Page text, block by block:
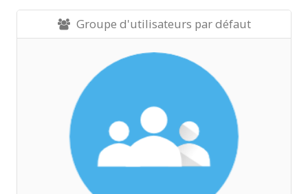
Groupe d'utilisateurs par défaut